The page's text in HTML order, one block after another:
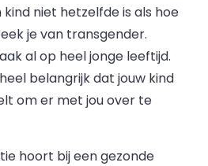
niet hetzelfde is als hoe
je van transgender.
al op heel jonge leeftijd.
belangrijk dat jouw kind
om er met jou over te
hoort bij een gezonde